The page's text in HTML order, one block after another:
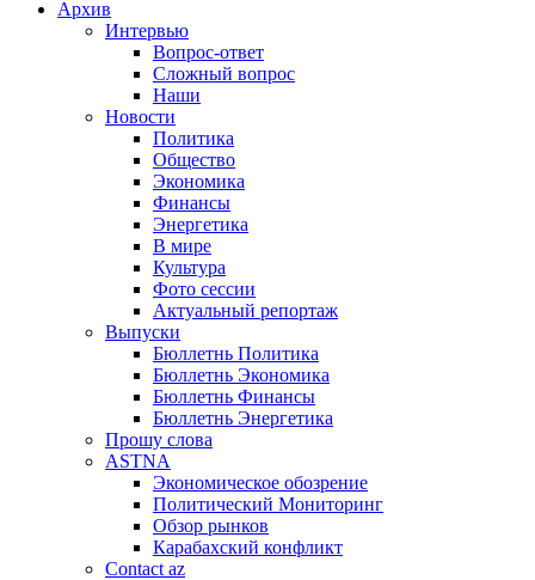
Архив
Интервью
Вопрос-ответ
Сложный вопрос
Наши
Новости
Политика
Общество
Экономика
Финансы
Энергетика
В мире
Культура
Фото сессии
Актуальный репортаж
Выпуски
Бюллетнь Политика
Бюллетнь Экономика
Бюллетнь Финансы
Бюллетнь Энергетика
Прошу слова
ASTNA
Экономическое обозрение
Политический Мониторинг
Обзор рынков
Карабахский конфликт
Contact az